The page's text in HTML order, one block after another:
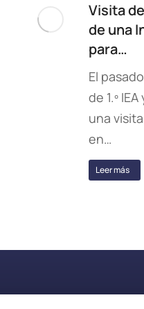
Visita
de una
para…
El
de 1.º
una
en…
Leer más